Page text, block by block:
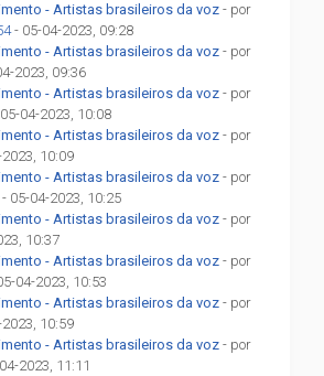
- Artistas brasileiros da voz - por
- 05-04-2023, 09:28
- Artistas brasileiros da voz - por
2023, 09:36
- Artistas brasileiros da voz - por
04-2023, 10:08
- Artistas brasileiros da voz - por
10:09
- Artistas brasileiros da voz - por
- 05-04-2023, 10:25
- Artistas brasileiros da voz - por
10:37
- Artistas brasileiros da voz - por
04-2023, 10:53
- Artistas brasileiros da voz - por
10:59
- Artistas brasileiros da voz - por
2023, 11:11